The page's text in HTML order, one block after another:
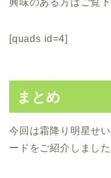
[quads id=4]
まとめ
今回は霜降り明星せ
ードをご紹介しました